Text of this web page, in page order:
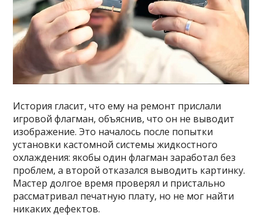
История гласит, что ему на ремонт прислали
игровой флагман, объяснив, что он не выводит
изображение. Это началось после попытки
установки кастомной системы жидкостного
охлаждения: якобы один флагман заработал без
проблем, а второй отказался выводить картинку.
Мастер долгое время проверял и пристально
рассматривал печатную плату, но не мог найти
никаких дефектов.